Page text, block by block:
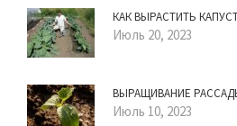
КАК ВЫРАСТИТЬ
Июль 20, 2023
ВЫРАЩИВАНИЕ
Июль 10, 2023